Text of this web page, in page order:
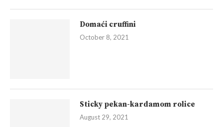
Domaći cruffini
October 8, 2021
Sticky pekan-kardamom rolice
August 29, 2021